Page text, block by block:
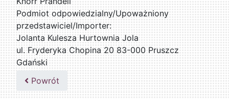
Podmiot odpowiedzialny/Upoważniony
przedstawiciel/Importer:
Jolanta Kulesza Hurtownia Jola
ul. Fryderyka Chopina 20 83-000 Pruszcz
Gdański
502047435
Powrót